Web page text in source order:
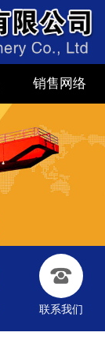
销售网络
联系我们